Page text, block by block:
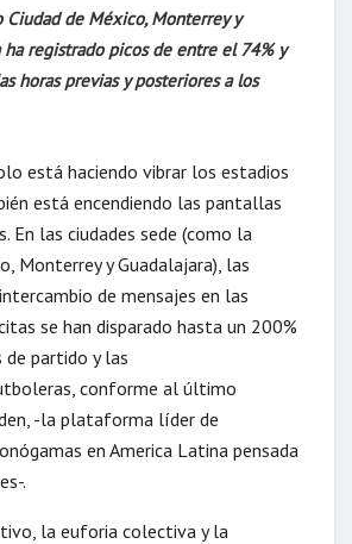
Ciudad de México, Monterrey y
ha registrado picos de entre el 74% y
horas previas y posteriores a los
está haciendo vibrar los estadios
está encendiendo las pantallas
En las ciudades sede (como la
Monterrey y Guadalajara), las
de mensajes en las
se han disparado hasta un 200%
partido y las
conforme al último
-la plataforma líder de
en America Latina pensada
.
la euforia colectiva y la